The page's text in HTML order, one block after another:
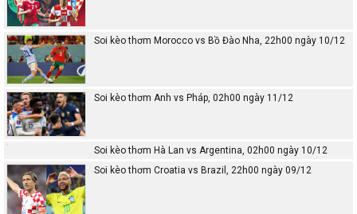
Soi kèo thơm Morocco vs Bồ Đào Nha, 22h00 ngày 10/12
Soi kèo thơm Anh vs Pháp, 02h00 ngày 11/12
Soi kèo thơm Hà Lan vs Argentina, 02h00 ngày 10/12
Soi kèo thơm Croatia vs Brazil, 22h00 ngày 09/12